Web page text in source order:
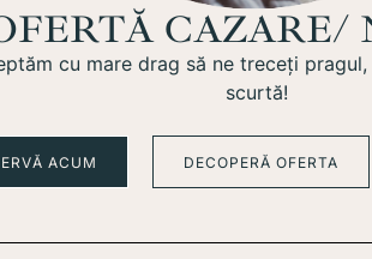
CAZARE/
cu mare drag să ne treceți
scurtă!
ACUM DECOPERĂ OFERTA